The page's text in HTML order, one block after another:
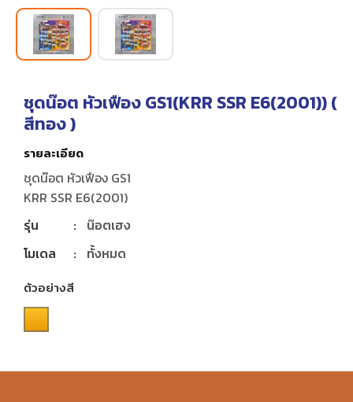
ชุดน๊อต หัวเฟือง GS1(KRR SSR E6(2001)) (
สีทอง)
รายละเอียด
ชุดน๊อต หัวเฟือง GS1
KRR SSR E6(2001)
รุ่น
: น๊อตเฮง
โมเดล
: ทั้งหมด
ตัวอย่างสี